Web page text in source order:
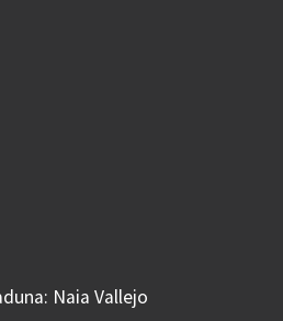
Naia Vallejo